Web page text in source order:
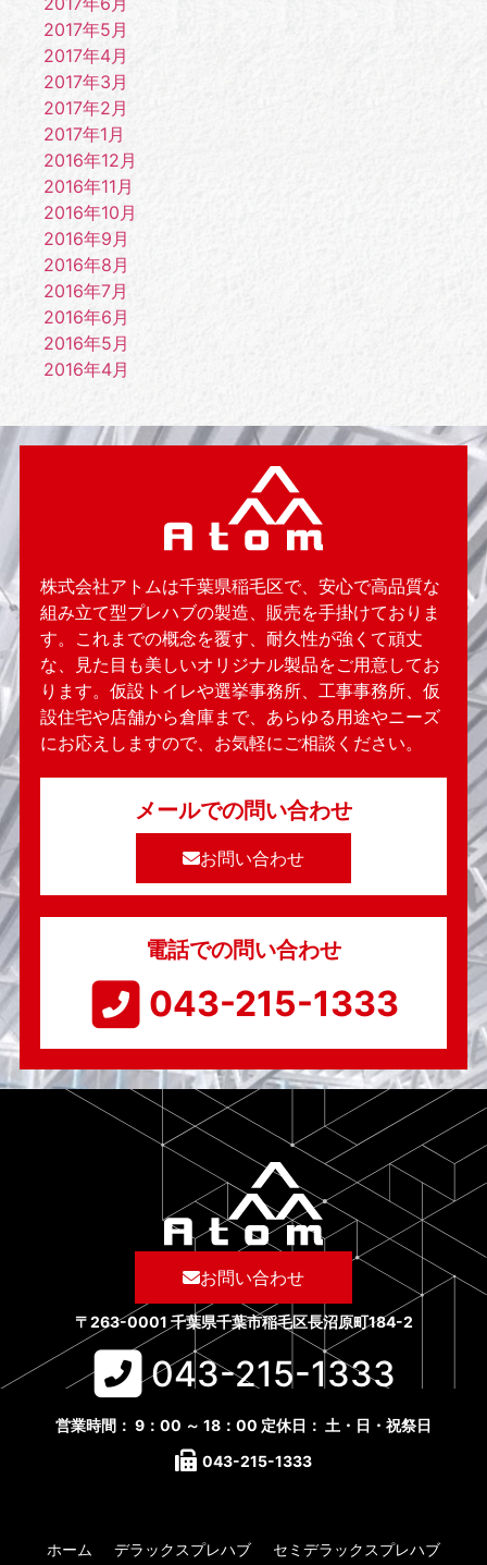
2017年5月
2017年4月
2017年3月
2017年2月
2017年1月
2016年12月
2016年11月
2016年10月
2016年9月
2016年8月
2016年7月
2016年6月
2016年5月
2016年4月
株式会社アトムは千葉県稲毛区で、安心で高品質な
組み立て型プレハブの製造、販売を手掛けておりま
す。これまでの概念を覆す、耐久性が強くて頑丈
な、見た目も美しいオリジナル製品をご用意してお
ります。仮設トイレや選挙事務所、工事事務所、仮
設住宅や店舗から倉庫まで、あらゆる用途やニーズ
にお応えしますので、お気軽にご相談ください。
メールでの問い合わせ
お問い合わせ
電話での問い合わせ
043-215-1333​
お問い合わせ
〒263-0001 千葉県千葉市稲毛区長沼原町184-2
043-215-1333​
営業時間： 9：00 ～ 18：00 定休日： 土・日・祝祭日
043-215-1333​
ホーム デラックスプレハブ セミデラックスプレハブ